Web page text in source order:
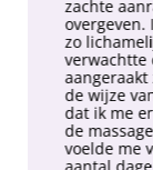
zachte
overgeven.
zo
verwachtte
de wijze
dat ik me
de
voelde me
aantal